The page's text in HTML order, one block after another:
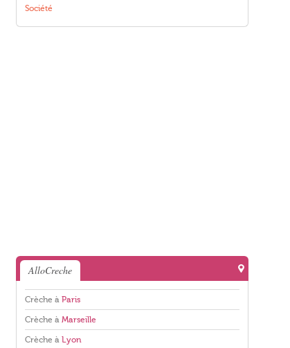
Société
AlloCreche
Crèche à Paris
Crèche à Marseille
Crèche à Lyon